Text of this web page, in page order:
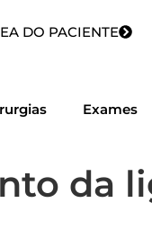
DO PACIENTE
Exames
da